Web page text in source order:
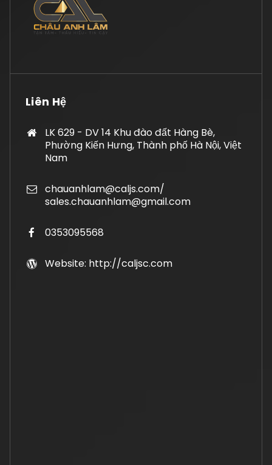
Liên Hệ
LK 629 - DV 14 Khu đào đất Hàng Bè,
Phường Kiến Hưng, Thành phố Hà Nội, Việt
Nam
chauanhlam@caljs.com/
sales.chauanhlam@gmail.com
0353095568
Website: http://caljsc.com